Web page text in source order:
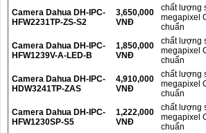
Camera Dahua DH-IPC-
HFW2231TP-ZS-S2
3,650,000
VNĐ
chất lượng
megapixel
chuẩn
Camera Dahua DH-IPC-
HFW1239V-A-LED-B
1,850,000
VNĐ
chất lượng
megapixel
chuẩn
Camera Dahua DH-IPC-
HDW3241TP-ZAS
4,910,000
VNĐ
chất lượng
megapixel
chuẩn
Camera Dahua DH-IPC-
HFW1230SP-S5
1,222,000
VNĐ
chất lượng
megapixel
chuẩn